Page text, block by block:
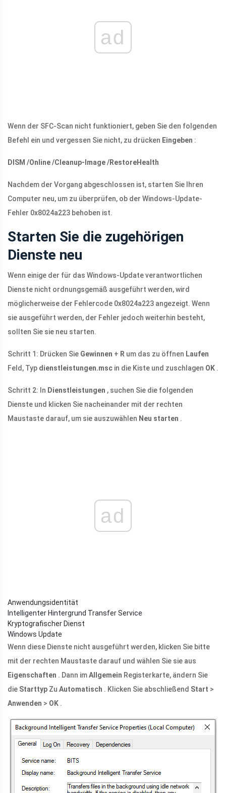
ad
Wenn der SFC-Scan nicht funktioniert, geben Sie den folgenden
Befehl ein und vergessen Sie nicht, zu drücken Eingeben :
DISM /Online /Cleanup-Image /RestoreHealth
Nachdem der Vorgang abgeschlossen ist, starten Sie Ihren
Computer neu, um zu überprüfen, ob der Windows-Update-
Fehler 0x8024a223 behoben ist.
Starten Sie die zugehörigen
Dienste neu
Wenn einige der für das Windows-Update verantwortlichen
Dienste nicht ordnungsgemäß ausgeführt werden, wird
möglicherweise der Fehlercode 0x8024a223 angezeigt. Wenn
sie ausgeführt werden, der Fehler jedoch weiterhin besteht,
sollten Sie sie neu starten.
Schritt 1: Drücken Sie Gewinnen + R um das zu öffnen Laufen
Feld, Typ dienstleistungen.msc in die Kiste und zuschlagen OK .
Schritt 2: In Dienstleistungen , suchen Sie die folgenden
Dienste und klicken Sie nacheinander mit der rechten
Maustaste darauf, um sie auszuwählen Neu starten .
ad
Anwendungsidentität
Intelligenter Hintergrund Transfer Service
Kryptografischer Dienst
Windows Update
Wenn diese Dienste nicht ausgeführt werden, klicken Sie bitte
mit der rechten Maustaste darauf und wählen Sie sie aus
Eigenschaften . Dann imAllgemein Registerkarte, ändern Sie
die Starttyp Zu Automatisch . Klicken Sie abschließend Start >
Anwenden > OK .